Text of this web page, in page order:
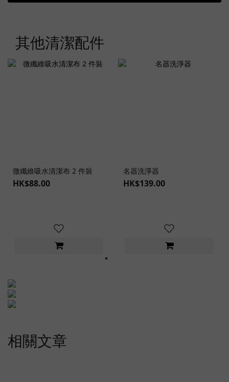
其他清潔配件
微纖維吸水清潔布 2 件裝
HK$88.00
名器洗淨器
HK$139.00
相關文章